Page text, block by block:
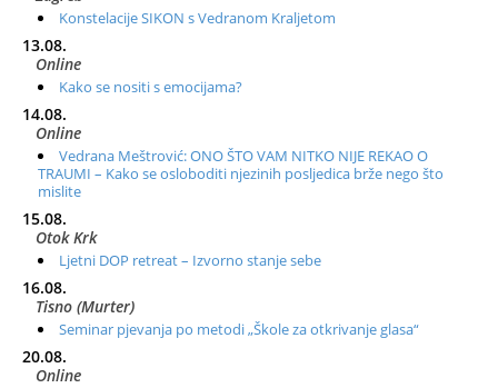
Konstelacije SIKON s Vedranom Kraljetom
13.08.
Online
Kako se nositi s emocijama?
14.08.
Online
Vedrana Meštrović: ONO ŠTO VAM NITKO NIJE REKAO O
TRAUMI – Kako se osloboditi njezinih posljedica brže nego što
mislite
15.08.
Otok Krk
Ljetni DOP retreat – Izvorno stanje sebe
16.08.
Tisno (Murter)
Seminar pjevanja po metodi „Škole za otkrivanje glasa“
20.08.
Online